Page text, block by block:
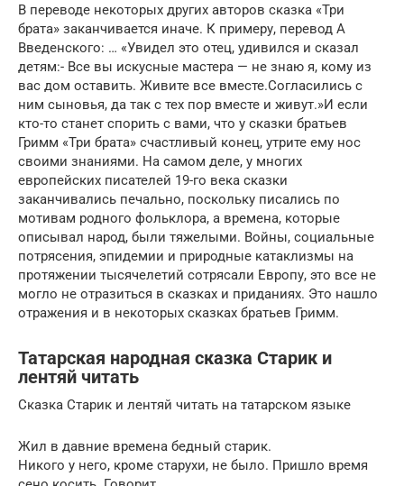
В переводе некоторых других авторов сказка «Три
брата» заканчивается иначе. К примеру, перевод А
Введенского: … «Увидел это отец, удивился и сказал
детям:- Все вы искусные мастера — не знаю я, кому из
вас дом оставить. Живите все вместе.Согласились с
ним сыновья, да так с тех пор вместе и живут.»И если
кто-то станет спорить с вами, что у сказки братьев
Гримм «Три брата» счастливый конец, утрите ему нос
своими знаниями. На самом деле, у многих
европейских писателей 19-го века сказки
заканчивались печально, поскольку писались по
мотивам родного фольклора, а времена, которые
описывал народ, были тяжелыми. Войны, социальные
потрясения, эпидемии и природные катаклизмы на
протяжении тысячелетий сотрясали Европу, это все не
могло не отразиться в сказках и приданиях. Это нашло
отражения и в некоторых сказках братьев Гримм.
Татарская народная сказка Старик и
лентяй читать
Сказка Старик и лентяй читать на татарском языке
Жил в давние времена бедный старик.
Никого у него, кроме старухи, не было. Пришло время